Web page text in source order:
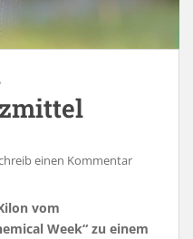
einen Kommentar
vom
Week“ zu einem